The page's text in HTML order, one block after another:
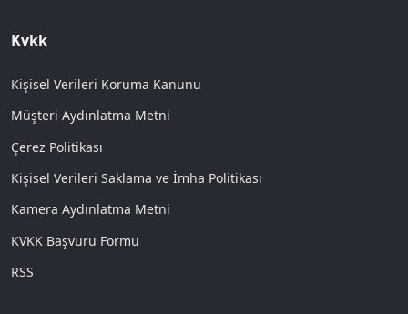
Kvkk
Kişisel Verileri Koruma Kanunu
Müşteri Aydınlatma Metni
Çerez Politikası
Kişisel Verileri Saklama ve İmha Politikası
Kamera Aydınlatma Metni
KVKK Başvuru Formu
RSS